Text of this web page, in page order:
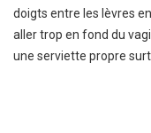
doigts entre les lèvres
aller trop en fond du
une serviette propre